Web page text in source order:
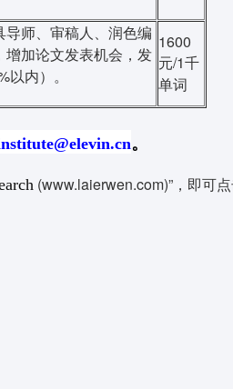
师、审稿人、润色编
加论文发表机会，发
内）。
1600
元/1千
单词
。
(www.laierwen.com)”，即可